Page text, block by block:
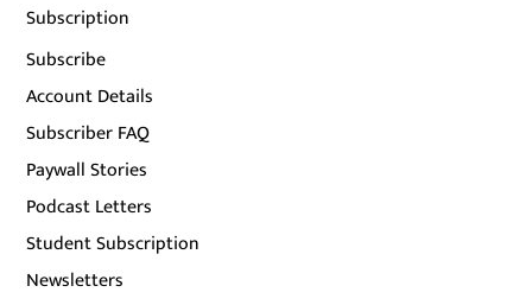
Subscription
Subscribe
Account Details
Subscriber FAQ
Paywall Stories
Podcast Letters
Student Subscription
Newsletters